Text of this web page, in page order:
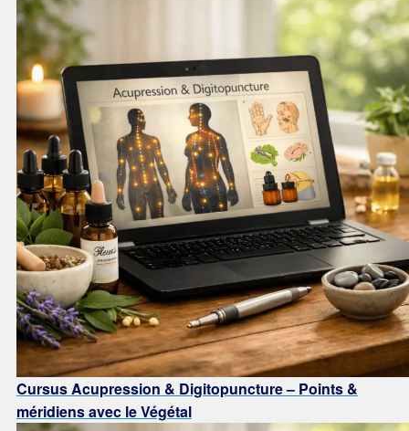
Cursus Acupression & Digitopuncture – Points &
méridiens avec le Végétal